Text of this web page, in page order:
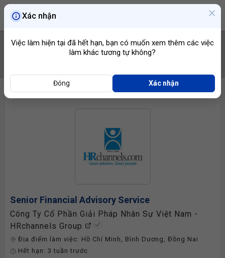
Senior Financial Advisory Service
Công Ty Cổ Phần Giải Pháp Nhân Sự Việt Nam -
HRchannels Group
Địa điểm làm việc: Hồ Chí Minh , Bình Dương , Đồng Nai
Hết hạn: 3 tuần trước
Xác nhận
Việc làm hiện tại đã hết hạn, bạn có muốn xem thêm các việc
làm khác tương tự không?
Đóng Xác nhận